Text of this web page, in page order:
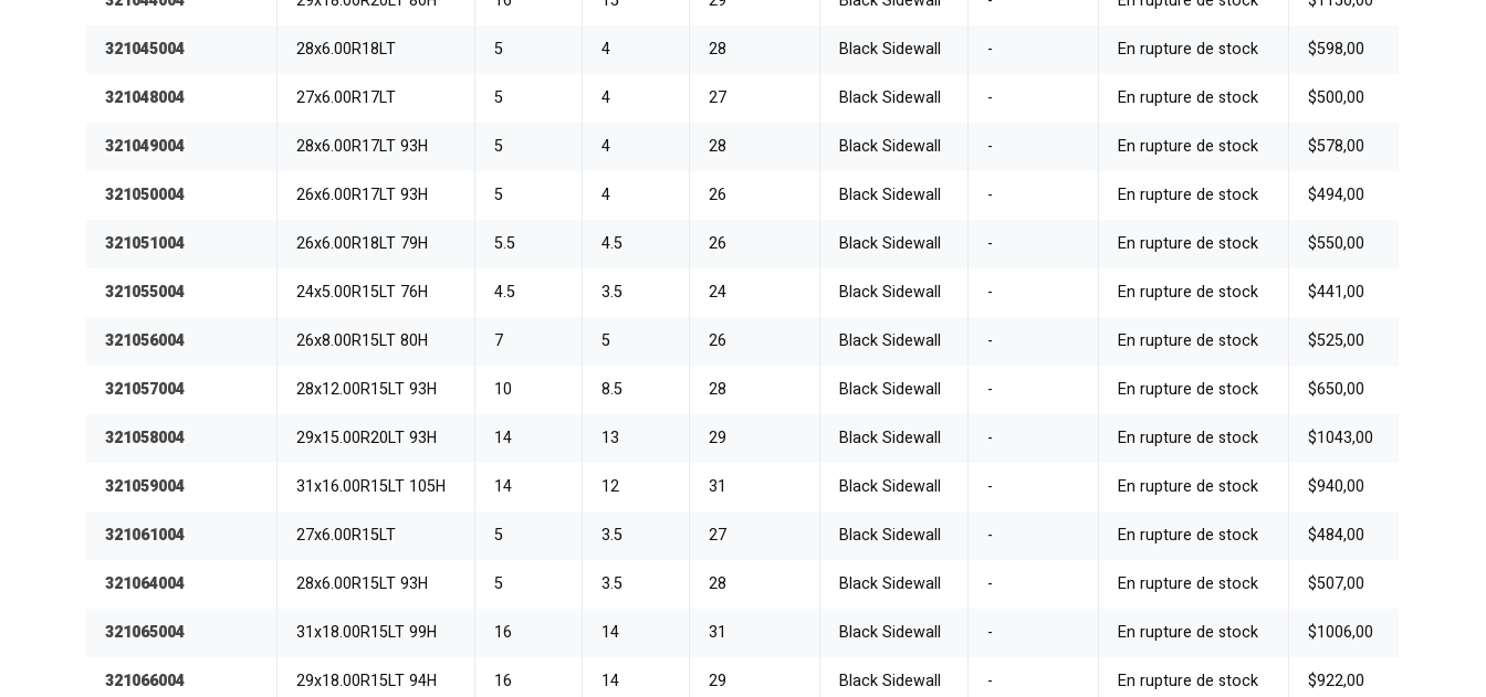
321045004 28x6.00R18LT 5 4 28 Black Sidewall - En rupture de stock $598,00
321048004 27x6.00R17LT 5 4 27 Black Sidewall - En rupture de stock $500,00
321049004 28x6.00R17LT 93H 5 4 28 Black Sidewall - En rupture de stock $578,00
321050004 26x6.00R17LT 93H 5 4 26 Black Sidewall - En rupture de stock $494,00
321051004 26x6.00R18LT 79H 5.5 4.5 26 Black Sidewall - En rupture de stock $550,00
321055004 24x5.00R15LT 76H 4.5 3.5 24 Black Sidewall - En rupture de stock $441,00
321056004 26x8.00R15LT 80H 7 5 26 Black Sidewall - En rupture de stock $525,00
321057004 28x12.00R15LT 93H 10 8.5 28 Black Sidewall - En rupture de stock $650,00
321058004 29x15.00R20LT 93H 14 13 29 Black Sidewall - En rupture de stock $1043,00
321059004 31x16.00R15LT 105H 14 12 31 Black Sidewall - En rupture de stock $940,00
321061004 27x6.00R15LT 5 3.5 27 Black Sidewall - En rupture de stock $484,00
321064004 28x6.00R15LT 93H 5 3.5 28 Black Sidewall - En rupture de stock $507,00
321065004 31x18.00R15LT 99H 16 14 31 Black Sidewall - En rupture de stock $1006,00
321066004 29x18.00R15LT 94H 16 14 29 Black Sidewall - En rupture de stock $922,00